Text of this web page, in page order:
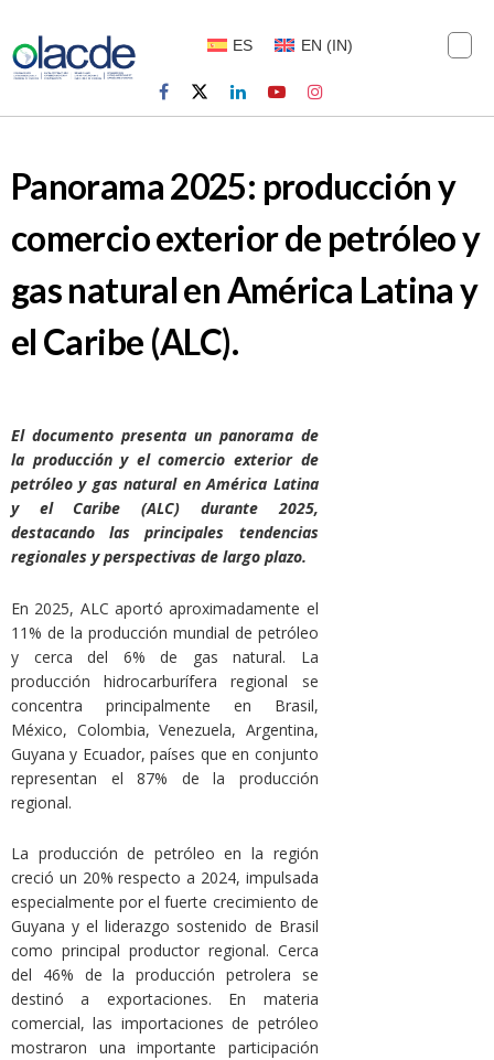
ES EN (IN)
Panorama 2025: producción y
comercio exterior de petróleo y
gas natural en América Latina y
el Caribe (ALC).
El documento presenta un panorama de
la producción y el comercio exterior de
petróleo y gas natural en América Latina
y el Caribe (ALC) durante 2025,
destacando las principales tendencias
regionales y perspectivas de largo plazo.
En 2025, ALC aportó aproximadamente el
11% de la producción mundial de petróleo
y cerca del 6% de gas natural. La
producción hidrocarburífera regional se
concentra principalmente en Brasil,
México, Colombia, Venezuela, Argentina,
Guyana y Ecuador, países que en conjunto
representan el 87% de la producción
regional.
La producción de petróleo en la región
creció un 20% respecto a 2024, impulsada
especialmente por el fuerte crecimiento de
Guyana y el liderazgo sostenido de Brasil
como principal productor regional. Cerca
del 46% de la producción petrolera se
destinó a exportaciones. En materia
comercial, las importaciones de petróleo
mostraron una importante participación